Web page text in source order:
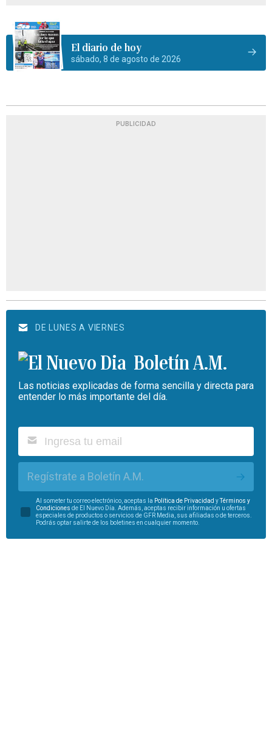
El diario de hoy
sábado, 8 de agosto de 2026
PUBLICIDAD
DE LUNES A VIERNES
Boletín A.M.
Las noticias explicadas de forma sencilla y directa para
entender lo más importante del día.
Regístrate a Boletín A.M.
Al someter tu correo electrónico, aceptas la Política de Privacidad yTérminos y
Condiciones de El Nuevo Día. Además, aceptas recibir información u ofertas
especiales de productos o servicios de GFR Media, sus afiliadas o de terceros.
Podrás optar salirte de los boletines en cualquier momento.